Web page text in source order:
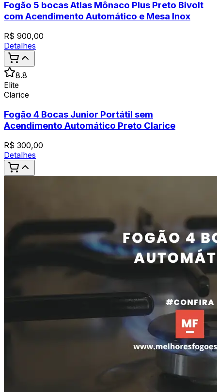
Fogão 5 bocas Atlas Mônaco Plus Preto Bivolt
com Acendimento Automático e Mesa Inox
R$ 900,00
Detalhes
8.8
Elite
Clarice
Fogão 4 Bocas Junior Portátil sem
Acendimento Automático Preto Clarice
R$ 300,00
Detalhes